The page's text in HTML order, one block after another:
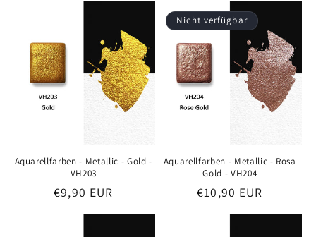
Aquarellfarben - Metallic - Gold -
VH203
Preis
€9,90 EUR
Nicht verfügbar
Aquarellfarben - Metallic - Rosa
Gold - VH204
Preis
€10,90 EUR